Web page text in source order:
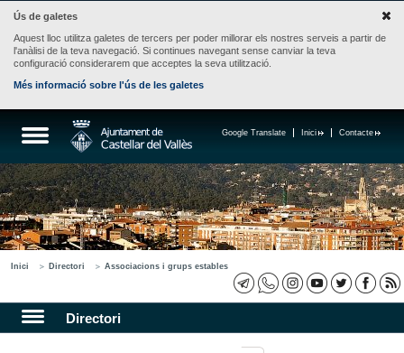
Ús de galetes
Aquest lloc utilitza galetes de tercers per poder millorar els nostres serveis a partir de
l'anàlisi de la teva navegació. Si continues navegant sense canviar la teva
configuració considerarem que acceptes la seva utilització.
Més informació sobre l'ús de les galetes
Contacte
Inici
Google Translate
Inici Directori Associacions i grups estables
Directori